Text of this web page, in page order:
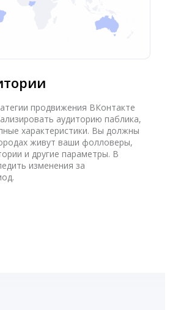
продвижения ВКонтакте
аудиторию паблика,
характеристики. Вы должны
живут ваши фолловеры,
и другие параметры. В
изменения за